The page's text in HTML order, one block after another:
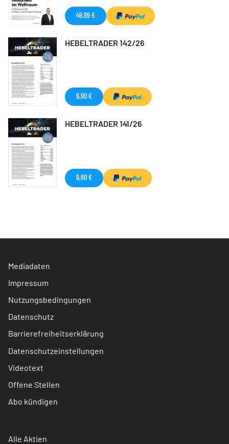
49,99 €
HEBELTRADER 142/26
9,90 €
HEBELTRADER 141/26
9,90 €
Mediadaten
Impressum
Nutzungsbedingungen
Datenschutz
Barrierefreiheitserklärung
Datenschutzeinstellungen
Videotext
Offene Stellen
Abo kündigen
Alle Aktien